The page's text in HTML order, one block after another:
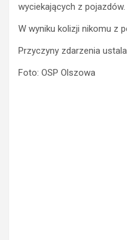
wyciekających z pojazdów.
W wyniku kolizji nikomu z
Przyczyny zdarzenia
Foto: OSP Olszowa